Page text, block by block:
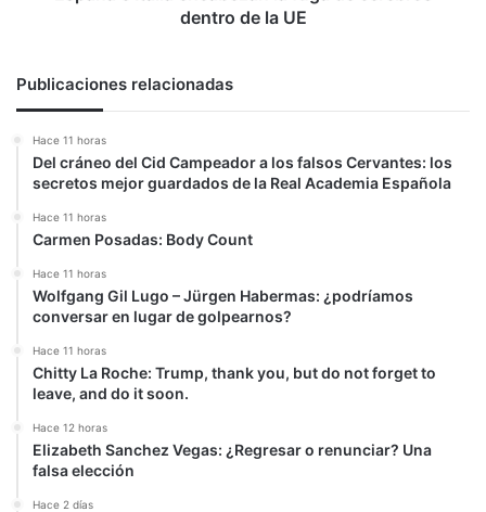
dentro de la UE
Publicaciones relacionadas
Hace 11 horas
Del cráneo del Cid Campeador a los falsos Cervantes: los
secretos mejor guardados de la Real Academia Española
Hace 11 horas
Carmen Posadas: Body Count
Hace 11 horas
Wolfgang Gil Lugo – Jürgen Habermas: ¿podríamos
conversar en lugar de golpearnos?
Hace 11 horas
Chitty La Roche: Trump, thank you, but do not forget to
leave, and do it soon.
Hace 12 horas
Elizabeth Sanchez Vegas: ¿Regresar o renunciar? Una
falsa elección
Hace 2 días